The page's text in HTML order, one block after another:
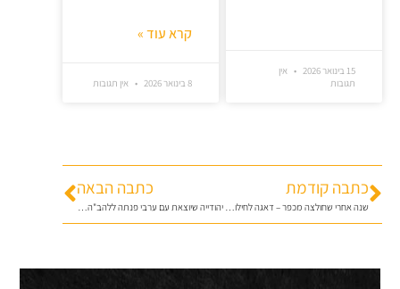
15 בינואר 2026
אין
תגובות
קרא עוד »
8 בינואר 2026 אין תגובות
כתבה קודמת כתבה הבאה